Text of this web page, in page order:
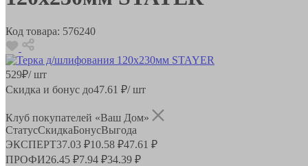
Код товара: 576240
529₽/ шт
Скидка и бонус до47.61 ₽/ шт
Клуб покупателей «Ваш Дом»
СтатусСкидкаБонусВыгода
ЭКСПЕРТ37.03 ₽10.58 ₽47.61 ₽
ПРОФИ26.45 ₽7.94 ₽34.39 ₽